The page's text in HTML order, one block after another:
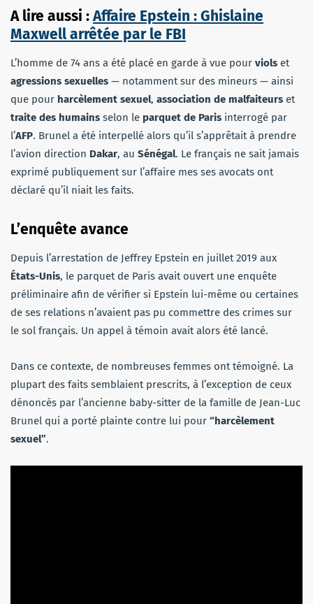
A lire aussi :Affaire Epstein : Ghislaine
Maxwell arrêtée par le FBI
L’homme de 74 ans a été placé en garde à vue pour viols et
agressions sexuelles — notamment sur des mineurs — ainsi
que pour harcèlement sexuel, association de malfaiteurs et
traite des humains selon le parquet de Paris interrogé par
l’AFP. Brunel a été interpellé alors qu’il s’apprêtait à prendre
l’avion direction Dakar, au Sénégal. Le français ne sait jamais
exprimé publiquement sur l’affaire mes ses avocats ont
déclaré qu’il niait les faits.
L’enquête avance
Depuis l’arrestation de Jeffrey Epstein en juillet 2019 aux
États-Unis, le parquet de Paris avait ouvert une enquête
préliminaire afin de vérifier si Epstein lui-même ou certaines
de ses relations n’avaient pas pu commettre des crimes sur
le sol français. Un appel à témoin avait alors été lancé.
Dans ce contexte, de nombreuses femmes ont témoigné. La
plupart des faits semblaient prescrits, à l’exception de ceux
dénoncés par l’ancienne baby-sitter de la famille de Jean-Luc
Brunel qui a porté plainte contre lui pour “harcèlement
sexuel”.